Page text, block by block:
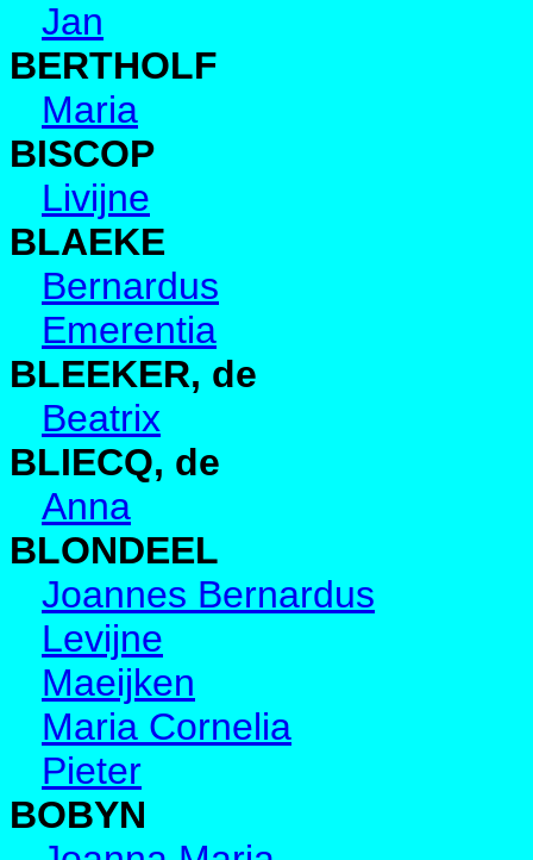
Jan
BERTHOLF
Maria
BISCOP
Livijne
BLAEKE
Bernardus
Emerentia
BLEEKER, de
Beatrix
BLIECQ, de
Anna
BLONDEEL
Joannes Bernardus
Levijne
Maeijken
Maria Cornelia
Pieter
BOBYN